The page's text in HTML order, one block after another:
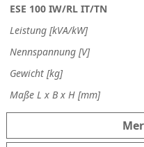
ESE 100 IW/RL IT/TN
Leistung [kVA/kW]
Nennspannung [V]
Gewicht [kg]
Maße L x B x H [mm]